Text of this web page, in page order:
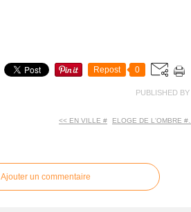
Repost 0
PUBLISHED
<< EN VILLE # ELOGE DE L'OMBRE
Ajouter un commentaire